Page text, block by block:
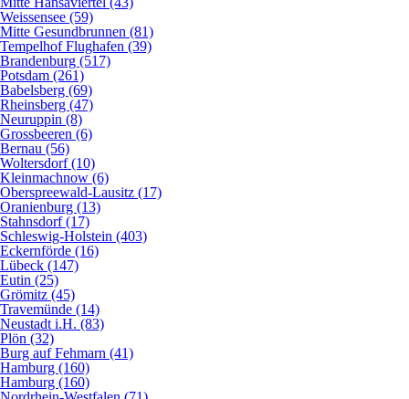
Weissensee (59)
Mitte Gesundbrunnen (81)
Tempelhof Flughafen (39)
Brandenburg (517)
Potsdam (261)
Babelsberg (69)
Rheinsberg (47)
Neuruppin (8)
Grossbeeren (6)
Bernau (56)
Woltersdorf (10)
Kleinmachnow (6)
Oberspreewald-Lausitz (17)
Oranienburg (13)
Stahnsdorf (17)
Schleswig-Holstein (403)
Eckernförde (16)
Lübeck (147)
Eutin (25)
Grömitz (45)
Travemünde (14)
Neustadt i.H. (83)
Plön (32)
Burg auf Fehmarn (41)
Hamburg (160)
Hamburg (160)